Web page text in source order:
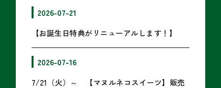
2026-07-21
【お誕生日特典がリニューアルします！】
2026-07-16
7/21（火）～ 【マヌルネコスイーツ】販売